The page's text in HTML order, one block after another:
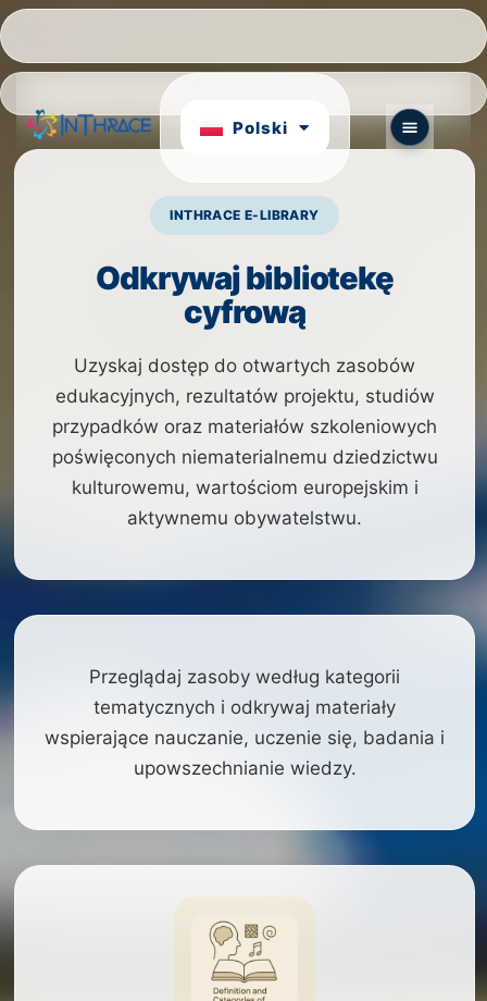
Polski
INTHRACE E-LIBRARY
Odkrywaj bibliotekę
cyfrową
Uzyskaj dostęp do otwartych zasobów
edukacyjnych, rezultatów projektu, studiów
przypadków oraz materiałów szkoleniowych
poświęconych niematerialnemu dziedzictwu
kulturowemu, wartościom europejskim i
aktywnemu obywatelstwu.
Przeglądaj zasoby według kategorii
tematycznych i odkrywaj materiały
wspierające nauczanie, uczenie się, badania i
upowszechnianie wiedzy.